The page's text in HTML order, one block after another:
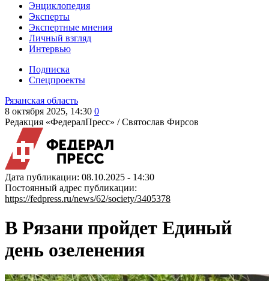
Энциклопедия
Эксперты
Экспертные мнения
Личный взгляд
Интервью
Подписка
Спецпроекты
Рязанская область
8 октября 2025, 14:30 0
Редакция «ФедералПресс» /Святослав Фирсов
Дата публикации: 08.10.2025 - 14:30
Постоянный адрес публикации:
https://fedpress.ru/news/62/society/3405378
В Рязани пройдет Единый
день озеленения